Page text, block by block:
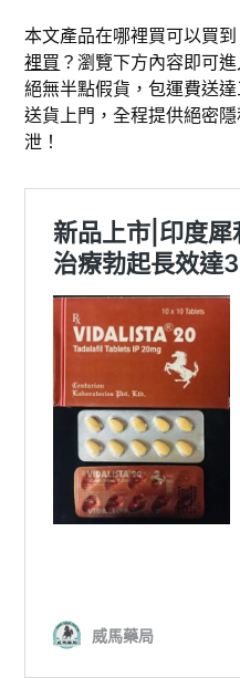
本文產品在哪裡買可以買到
裡買 ？瀏覽下方內容即可
絕無半點假貨，包運費送
送貨上門，全程提供絕密
泄！